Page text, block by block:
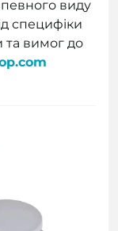
виду
специфіки
та вимог до